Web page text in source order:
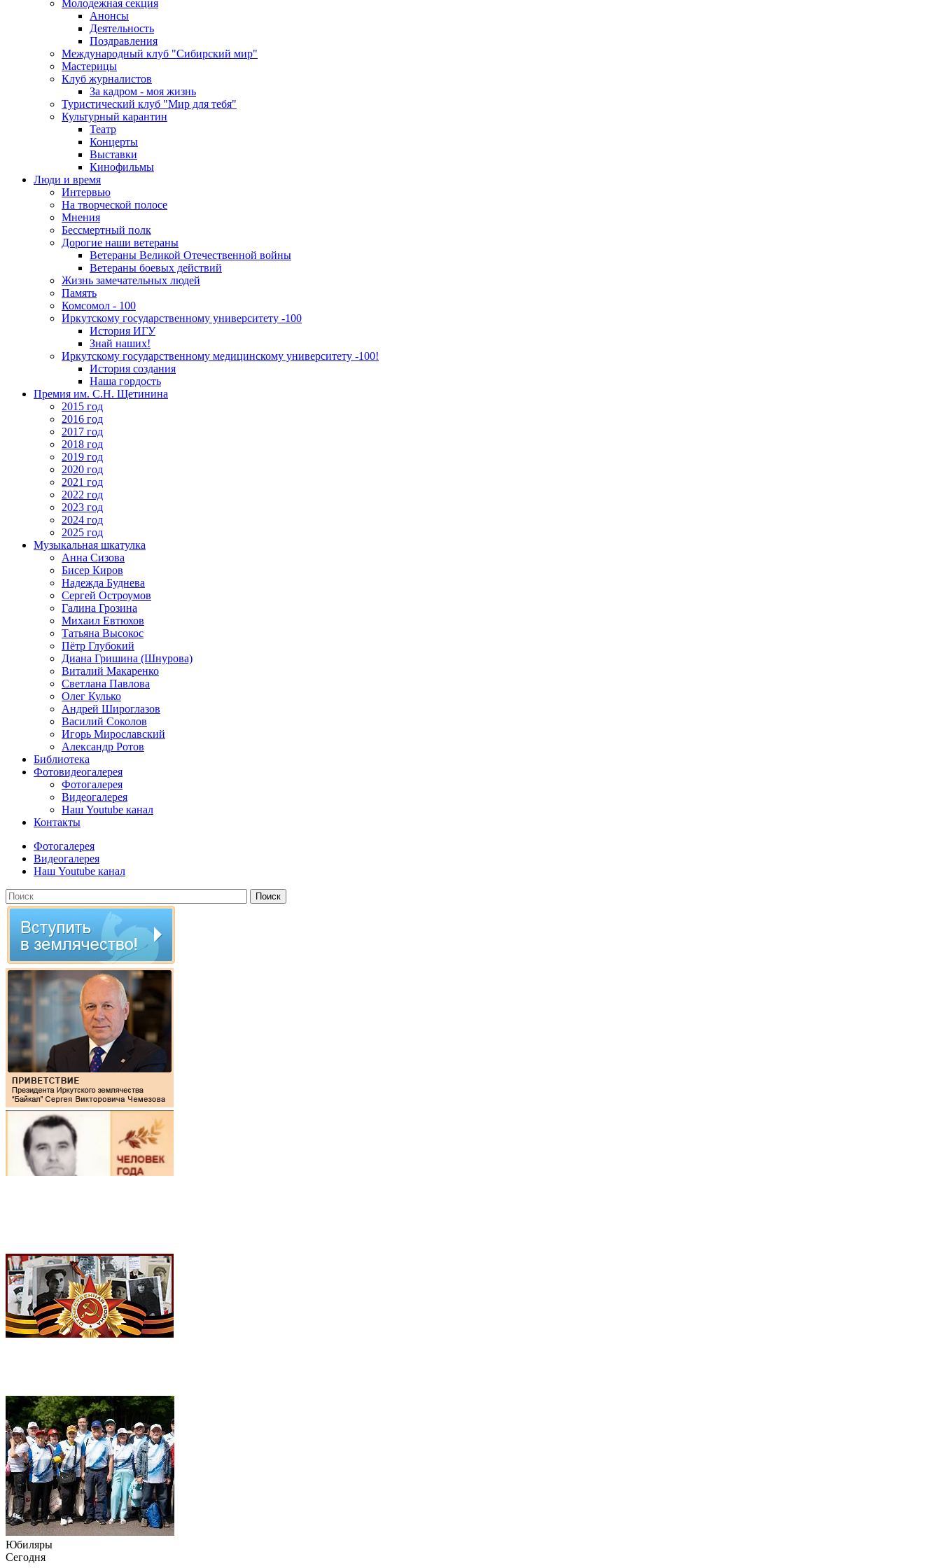
Молодежная секция
Анонсы
Деятельность
Поздравления
Международный клуб "Сибирский мир"
Мастерицы
Клуб журналистов
За кадром - моя жизнь
Туристический клуб "Мир для тебя"
Культурный карантин
Театр
Концерты
Выставки
Кинофильмы
Люди и время
Интервью
На творческой полосе
Мнения
Бессмертный полк
Дорогие наши ветераны
Ветераны Великой Отечественной войны
Ветераны боевых действий
Жизнь замечательных людей
Память
Комсомол - 100
Иркутскому государственному университету -100
История ИГУ
Знай наших!
Иркутскому государственному медицинскому университету -100!
История создания
Наша гордость
Премия им. С.Н. Щетинина
2015 год
2016 год
2017 год
2018 год
2019 год
2020 год
2021 год
2022 год
2023 год
2024 год
2025 год
Музыкальная шкатулка
Анна Сизова
Бисер Киров
Надежда Буднева
Сергей Остроумов
Галина Грозина
Михаил Евтюхов
Татьяна Высокос
Пётр Глубокий
Диана Гришина (Шнурова)
Виталий Макаренко
Светлана Павлова
Олег Кулько
Андрей Широглазов
Василий Соколов
Игорь Мирославский
Александр Ротов
Библиотека
Фотовидеогалерея
Фотогалерея
Видеогалерея
Наш Youtube канал
Контакты
Фотогалерея
Видеогалерея
Наш Youtube канал
Юбиляры
Сегодня